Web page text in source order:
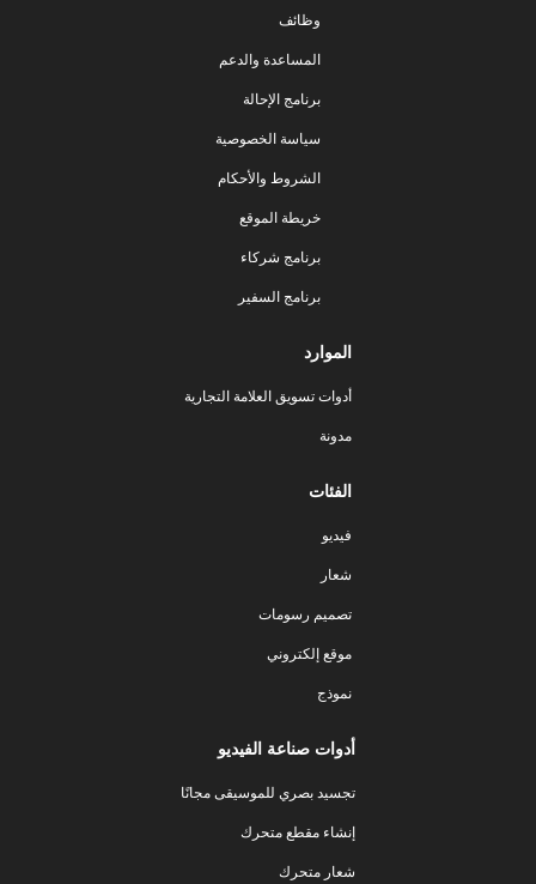
وظائف
المساعدة والدعم
برنامج الإحالة
سياسة الخصوصية
الشروط والأحكام
خريطة الموقع
برنامج شركاء
برنامج السفير
الموارد
أدوات تسويق العلامة التجارية
مدونة
الفئات
فيديو
شعار
تصميم رسومات
موقع إلكتروني
نموذج
أدوات صناعة الفيديو
تجسيد بصري للموسيقى مجانًا
إنشاء مقطع متحرك
شعار متحرك